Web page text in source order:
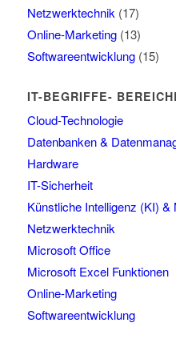
Netzwerktechnik (17)
Online-Marketing(13)
Softwareentwicklung(15)
IT-BEGRIFFE-
Cloud-Technologie
Datenbanken &
Hardware
IT-Sicherheit
Künstliche Intelligenz (KI)
Netzwerktechnik
Microsoft Office
Microsoft Excel Funktionen
Online-Marketing
Softwareentwicklung